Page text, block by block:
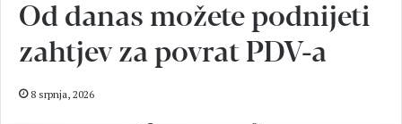
Od danas možete podnijeti
zahtjev za povrat PDV-a
8 srpnja, 2026